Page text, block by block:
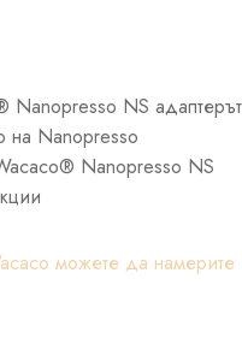
NS адаптерът
на Nanopresso
Nanopresso NS
можете да намерите